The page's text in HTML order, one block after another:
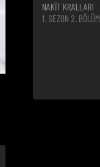
NAKİT KRALLARI
1. SEZON 2. BÖLÜM